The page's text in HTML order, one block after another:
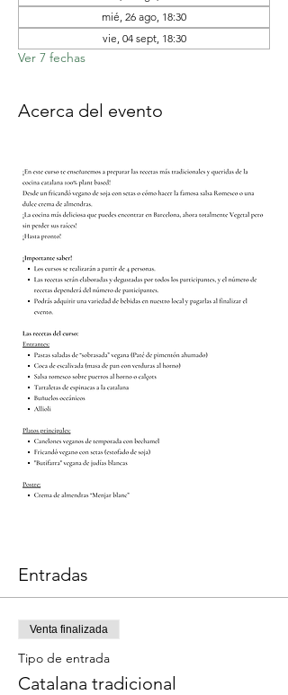
mié, 26 ago, 18:30
vie, 04 sept, 18:30
Ver 7 fechas
Acerca del evento
Entradas
Venta finalizada
Tipo de entrada
Catalana tradicional